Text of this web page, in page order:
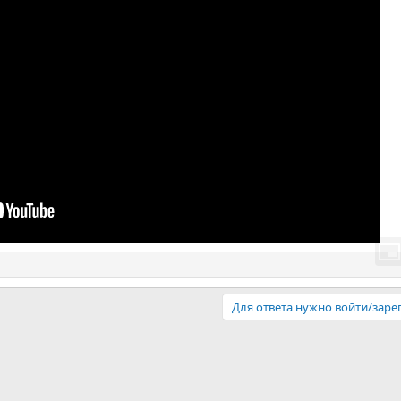
Для ответа нужно войти/
почта